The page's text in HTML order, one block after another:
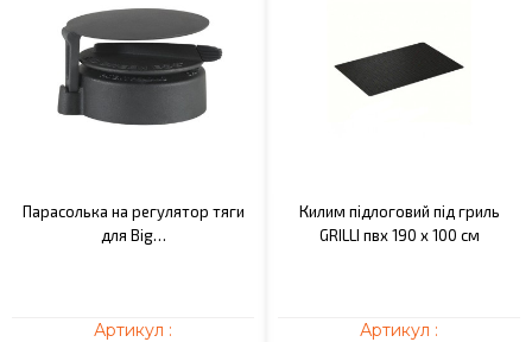
Парасолька на регулятор тяги
для Big…
Артикул :
Килим підлоговий під гриль
GRILLI пвх 190 х 100 см
Артикул :